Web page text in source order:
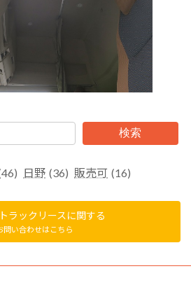
検索
日野 (36) 販売可 (16)
ラックリースに関する
問い合わせはこちら